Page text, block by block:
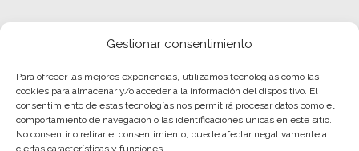
Gestionar consentimiento
Para ofrecer las mejores experiencias, utilizamos tecnologías como las
cookies para almacenar y/o acceder a la información del dispositivo. El
consentimiento de estas tecnologías nos permitirá procesar datos como el
comportamiento de navegación o las identificaciones únicas en este sitio.
No consentir o retirar el consentimiento, puede afectar negativamente a
ciertas características y funciones.